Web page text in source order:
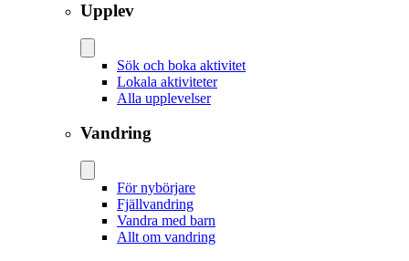
Upplev
Sök och boka aktivitet
Lokala aktiviteter
Alla upplevelser
Vandring
För nybörjare
Fjällvandring
Vandra med barn
Allt om vandring